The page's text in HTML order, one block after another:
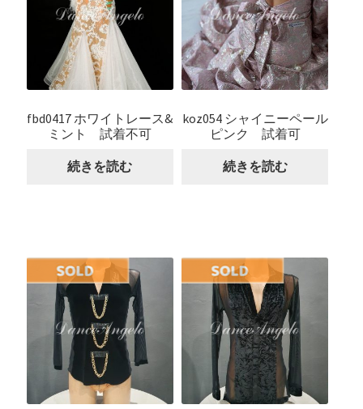
fbd0417 ホワイトレース&
ミント 試着不可
続きを読む
koz054 シャイニーペール
ピンク 試着可
続きを読む